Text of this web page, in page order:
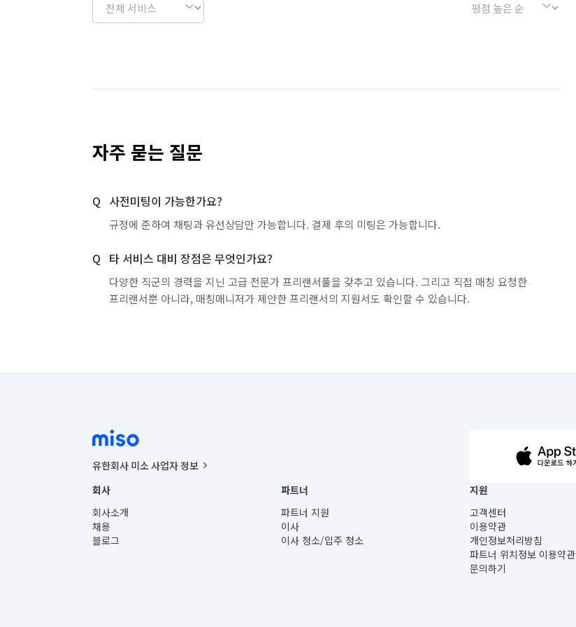
자주 묻는 질문
사전미팅이 가능한가요?
규정에 준하여 채팅과 유선상담만 가능합니다. 결제 후의 미팅은 가능합니다.
타 서비스 대비 장점은 무엇인가요?
다양한 직군의 경력을 지닌 고급 전문가 프리랜서풀을 갖추고 있습니다. 그리고 직접 매칭 요청한
프리랜서뿐 아니라, 매칭매니저가 제안한 프리랜서의 지원서도 확인할 수 있습니다.
유한회사 미소 사업자 정보
사업자등록번호 : 291-87-00271 | 인허가번호 : 2016-3220163-14-5-00019 |
통신판매신고번호 : 2024-서울종로-1400(공정거래위원회 정보) |
대표이사 : CHING VICTOR COLUMBIA RHEE
주소 | 본사: 서울특별시 종로구 율곡로 6(중학동, 트윈트리빌딩) B동 5층
컨택센터 : 서울특별시 종로구 수송동 율곡로 24, 7층, 8층 미소
회사
회사소개
채용
블로그
파트너
파트너 지원
이사
이사 청소/입주 청소
지원
고객센터
이용약관
개인정보처리방침
파트너 위치정보 이용약관
문의하기